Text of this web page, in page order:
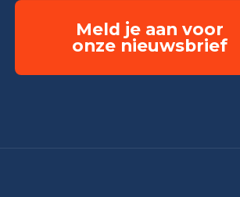
Meld je aan voor
onze nieuwsbrief